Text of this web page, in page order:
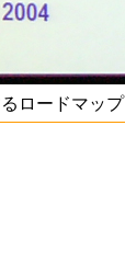
ロードマップ